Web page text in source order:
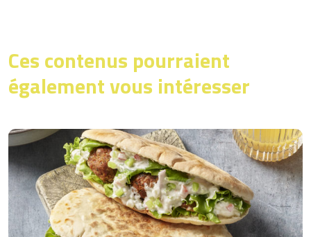
Ces contenus pourraient
également vous intéresser